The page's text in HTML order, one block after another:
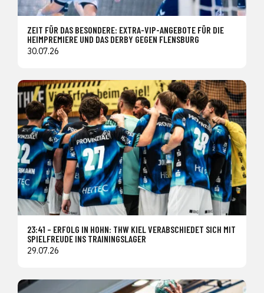
ZEIT FÜR DAS BESONDERE: EXTRA-VIP-ANGEBOTE FÜR DIE
HEIMPREMIERE UND DAS DERBY GEGEN FLENSBURG
30.07.26
23:41 – ERFOLG IN HOHN: THW KIEL VERABSCHIEDET SICH MIT
SPIELFREUDE INS TRAININGSLAGER
29.07.26